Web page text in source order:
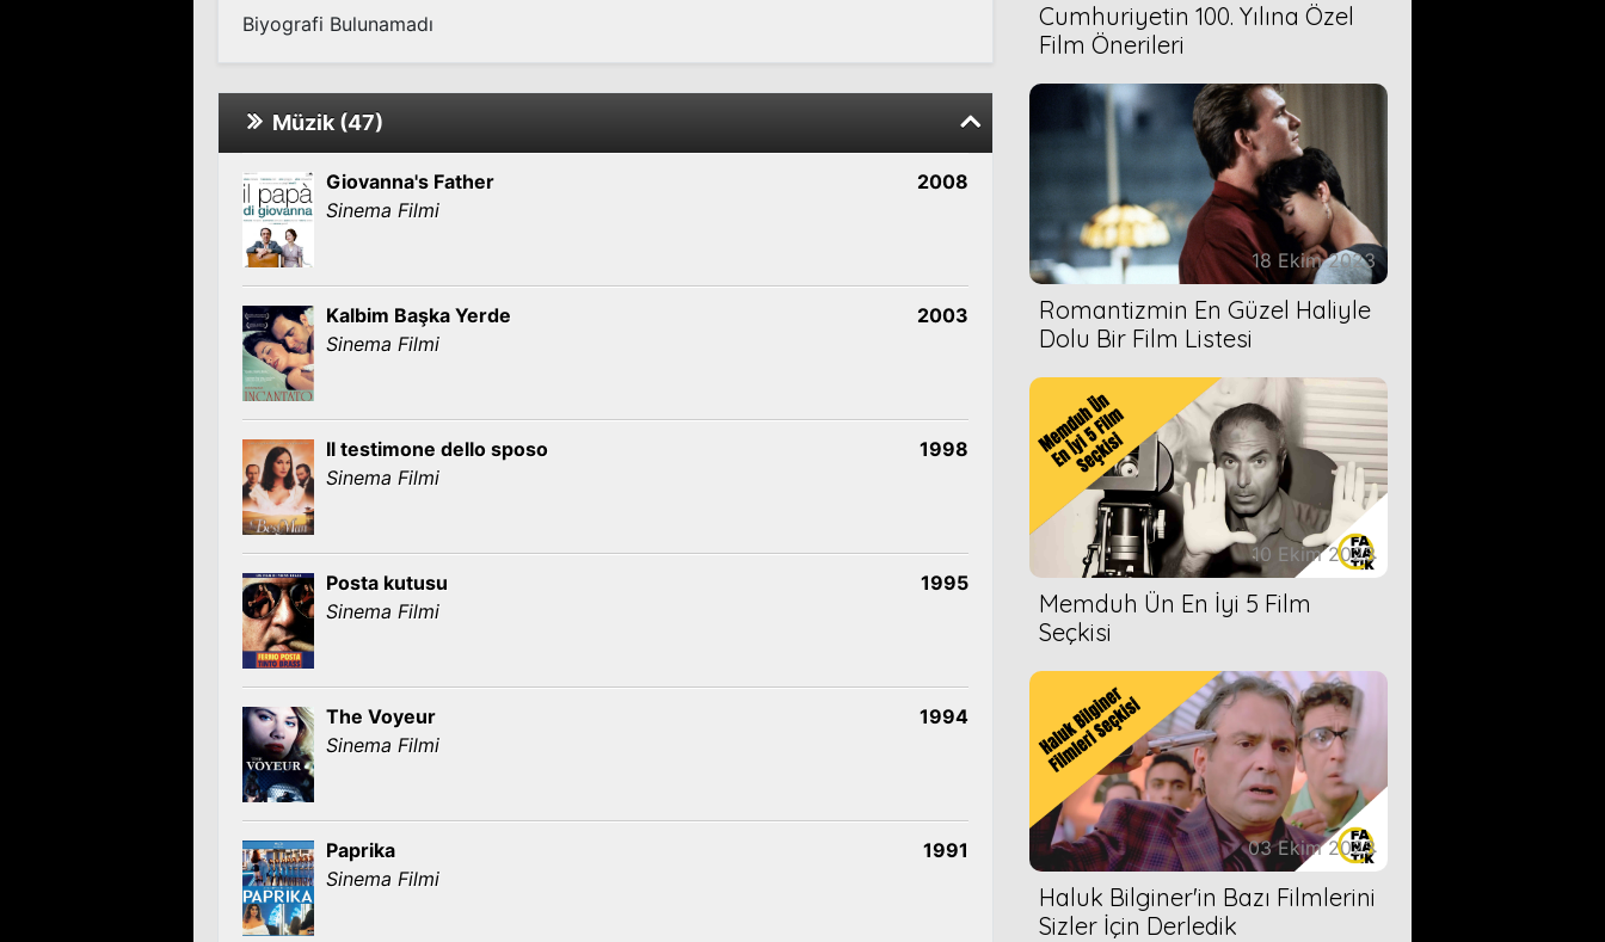
Biyografi Bulunamadı
Müzik (47)
Giovanna's Father
Sinema Filmi
2008
Kalbim Başka Yerde
Sinema Filmi
2003
Il testimone dello sposo
Sinema Filmi
1998
Posta kutusu
Sinema Filmi
1995
The Voyeur
Sinema Filmi
1994
Paprika
Sinema Filmi
1991
Cumhuriyetin 100. Yılına Özel
Film Önerileri
18 Ekim 2023
Romantizmin En Güzel Haliyle
Dolu Bir Film Listesi
10 Ekim 2023
Memduh Ün En İyi 5 Film
Seçkisi
03 Ekim 2023
Haluk Bilginer'in Bazı Filmlerini
Sizler İçin Derledik